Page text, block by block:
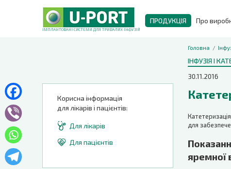
ІМПЛАНТОВАНІ СИСТЕМИ ДЛЯ ТРИВАЛИХ ІНФУЗІЙ
ПРОДУКЦІЯ Про
Корисна інформація
для лікарів і пацієнтів:
Для лікарів
Для пацієнтів
Головна
ІНФУЗІЯ І
30.11.2016
для
яремної